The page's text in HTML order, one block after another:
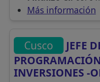
Más información
Cusco
JEFE
INVERSIONES -